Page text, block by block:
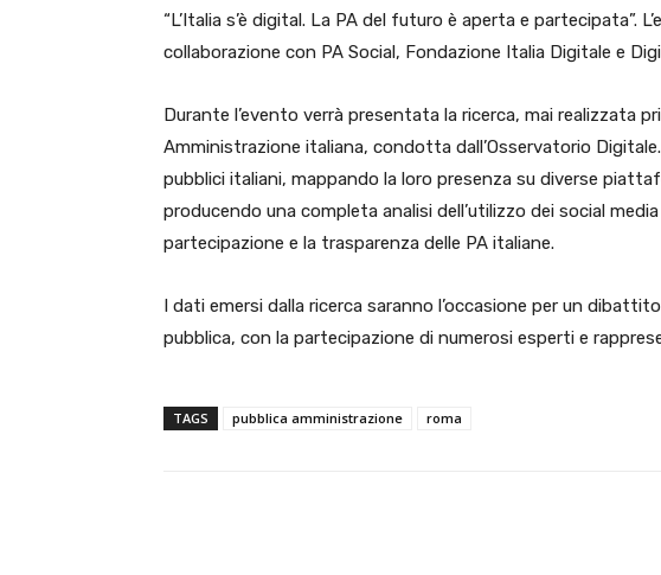
“L’Italia s’è digital. La PA del futuro è aperta e partecipata”.
collaborazione con PA Social, Fondazione Italia Digitale e
Durante l’evento verrà presentata la ricerca, mai realizzata
Amministrazione italiana, condotta dall’Osservatorio
pubblici italiani, mappando la loro presenza su diverse
producendo una completa analisi dell’utilizzo dei social
partecipazione e la trasparenza delle PA italiane.
I dati emersi dalla ricerca saranno l’occasione per un
pubblica, con la partecipazione di numerosi esperti e
TAGS pubblica amministrazione roma